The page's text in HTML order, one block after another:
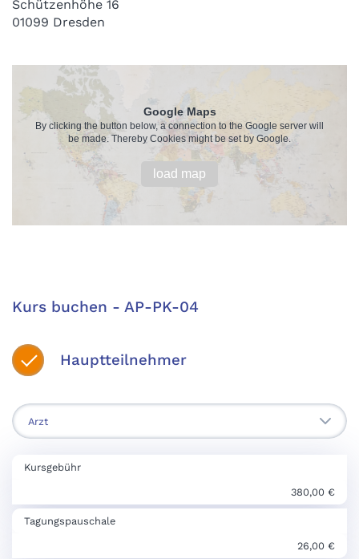
Schützenhöhe 16
01099 Dresden
Google Maps
By clicking the button below, a connection to the Google server will
be made. Thereby Cookies might be set by Google.
load map
Kurs buchen - AP-PK-04
Hauptteilnehmer
Kursgebühr
380,00 €
Tagungspauschale
26,00 €